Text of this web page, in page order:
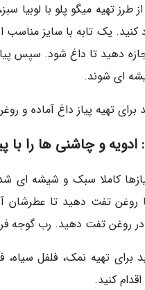
طرز تهیه میگو پلو با لوبیا
کنید. یک تابه با سایز مناسب
دهید تا داغ شود. سپس
ای شوند.
برای تهیه پیاز داغ آماده و
و چاشنی ها را با
کاملا سبک و شیشه ای
روغن تفت دهید تا عطرشان
در روغن تفت دهید. رب گوجه
برای تهیه نمک، فلفل
کنید.